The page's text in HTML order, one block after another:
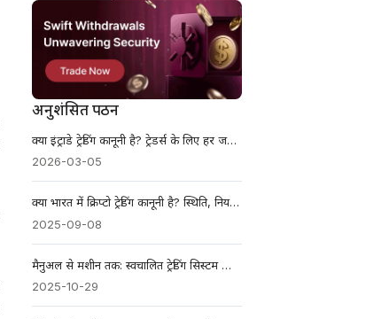
अनुशंसित पठन
क्या इंट्राडे ट्रेडिंग कानूनी है? ट्रेडर्स के लिए हर जरूरी जानकारी
2026-03-05
क्या भारत में क्रिप्टो ट्रेडिंग कानूनी है? स्थिति, नियम और कर
2025-09-08
मैनुअल से मशीन तक: स्वचालित ट्रेडिंग सिस्टम को समझना
2025-10-29